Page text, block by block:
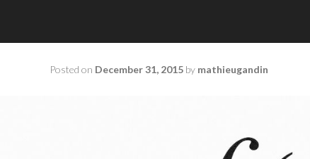
Posted on December 31, 2015by mathieugandin